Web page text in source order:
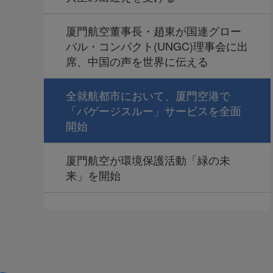
厦門航空董事長・趙東が国連グロー
バル・コンパクト(UNGC)理事会に出
席、中国の声を世界に伝える
全就航都市において、厦門空港で
「バゲージスルー」サービスを全面
開始
厦門航空が環境保護活動「緑の未
来」を開始